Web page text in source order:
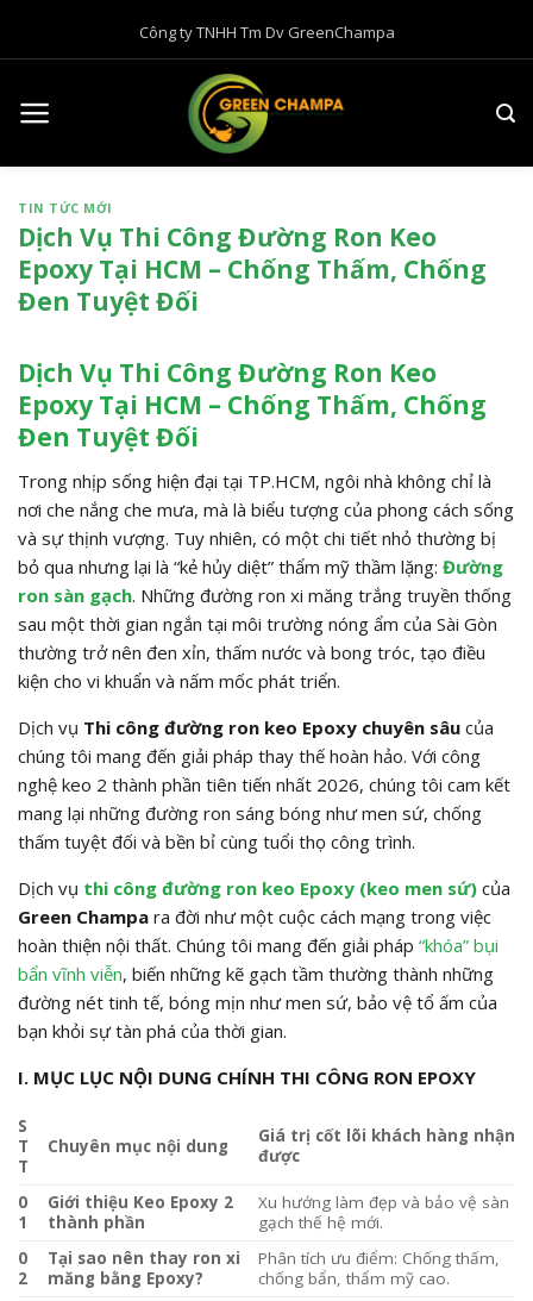
Công ty TNHH Tm Dv GreenChampa
TIN TỨC MỚI
Dịch Vụ Thi Công Đường Ron Keo
Epoxy Tại HCM – Chống Thấm, Chống
Đen Tuyệt Đối
Dịch Vụ Thi Công Đường Ron Keo
Epoxy Tại HCM – Chống Thấm, Chống
Đen Tuyệt Đối
Trong nhịp sống hiện đại tại TP.HCM, ngôi nhà không chỉ là
nơi che nắng che mưa, mà là biểu tượng của phong cách sống
và sự thịnh vượng. Tuy nhiên, có một chi tiết nhỏ thường bị
bỏ qua nhưng lại là “kẻ hủy diệt” thẩm mỹ thầm lặng: Đường
ron sàn gạch. Những đường ron xi măng trắng truyền thống
sau một thời gian ngắn tại môi trường nóng ẩm của Sài Gòn
thường trở nên đen xỉn, thấm nước và bong tróc, tạo điều
kiện cho vi khuẩn và nấm mốc phát triển.
Dịch vụ Thi công đường ron keo Epoxy chuyên sâu của
chúng tôi mang đến giải pháp thay thế hoàn hảo. Với công
nghệ keo 2 thành phần tiên tiến nhất 2026, chúng tôi cam kết
mang lại những đường ron sáng bóng như men sứ, chống
thấm tuyệt đối và bền bỉ cùng tuổi thọ công trình.
Dịch vụ thi công đường ron keo Epoxy (keo men sứ) của
Green Champa ra đời như một cuộc cách mạng trong việc
hoàn thiện nội thất. Chúng tôi mang đến giải pháp “khóa” bụi
bẩn vĩnh viễn, biến những kẽ gạch tầm thường thành những
đường nét tinh tế, bóng mịn như men sứ, bảo vệ tổ ấm của
bạn khỏi sự tàn phá của thời gian.
I. MỤC LỤC NỘI DUNG CHÍNH THI CÔNG RON EPOXY
S
T
T
Chuyên mục nội dung
Giá trị cốt lõi khách hàng nhận
được
0
1
Giới thiệu Keo Epoxy 2
thành phần
Xu hướng làm đẹp và bảo vệ sàn
gạch thế hệ mới.
0
2
Tại sao nên thay ron xi
măng bằng Epoxy?
Phân tích ưu điểm: Chống thấm,
chống bẩn, thẩm mỹ cao.